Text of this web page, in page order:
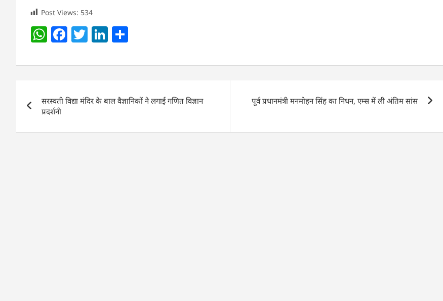
Post Views: 534
W
at
A
p
p
F
c
b
o
T
itt
Li
k
dI
ar
navigation
सरस्वती विद्या मंदिर के बाल वैज्ञानिकों ने लगाई गणित विज्ञान
प्रदर्शनी
पूर्व प्रधानमंत्री मनमोहन सिंह का निधन, एम्स में ली अंतिम सांस